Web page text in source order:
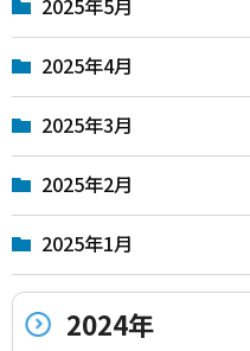
2025年5月
2025年4月
2025年3月
2025年2月
2025年1月
2024年